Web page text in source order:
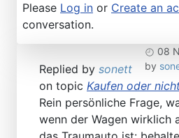
Please Log in or Create an
conversation.
08
by
Replied by sonett
on topic Kaufen oder
Rein persönliche Frage,
wenn der Wagen wirklich